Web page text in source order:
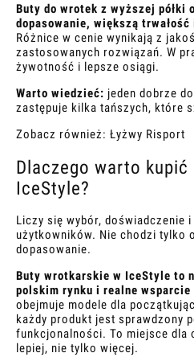
Buty do wrotek z wyższej półki
dopasowanie, większą
Różnice w cenie wynikają z
zastosowanych rozwiązań. W
żywotność i lepsze osiągi.
Warto wiedzieć: jeden dobrze
zastępuje kilka tańszych, które
Zobacz również: Łyżwy Risport
Dlaczego warto
IceStyle?
Liczy się wybór, doświadczenie
użytkowników. Nie chodzi tylko
dopasowanie.
Buty wrotkarskie w IceStyle to
polskim rynku i realne wsparcie
obejmuje modele dla
każdy produkt jest sprawdzony
funkcjonalności. To miejsce dla
lepiej, nie tylko więcej.